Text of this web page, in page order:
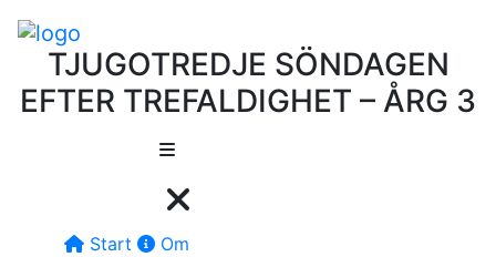
TJUGOTREDJE SÖNDAGEN
EFTER TREFALDIGHET – ÅRG 3
Start
Om